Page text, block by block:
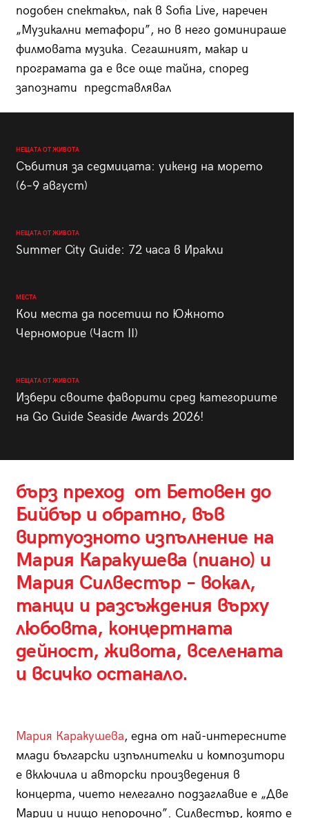
подобен спектакъл, пак в Sofia Live, наречен
„Музикални метафори”, но в него доминираше
филмовата музика. Сегашният, макар и
програмата да е все още тайна, според
запознати представлявал
НЕЩАТА ОТ ЖИВОТА
Събития за седмицата: уикенд на морето
(6–9 август)
НЕЩАТА ОТ ЖИВОТА
Summer City Guide: 72 часа в Иракли
МЕСТА
Кои места да посетиш по Южното
Черноморие (Част II)
НЕЩАТА ОТ ЖИВОТА
Избери своите фаворити сред категориите
на Go Guide Seaside Awards 2026!
бърз преход от Бетовен до
Бийбър и обратно, във
виртуозното изпълнение на
Мария Каракушева (пиано) и
Мария Силвестър – вокал,
танци и разсъждения върху
любовта, концертната
дейност, живота, вселената
и всичко останало.
Мария Каракушева, една от най-интересните
млади български изпълнителки и композитори
е включила и авторски произведения в
концерта, чието нелегално подзаглавие е „Две
Марии и нищо непорочно”. Силвестър, която е